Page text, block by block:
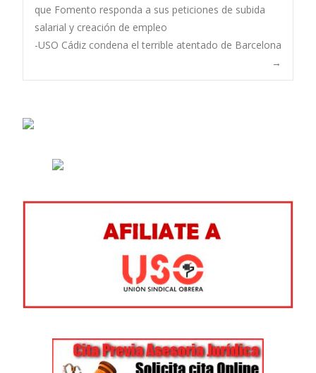
de
entradas
que Fomento responda a sus peticiones de subida
salarial y creación de empleo
-USO Cádiz condena el terrible atentado de Barcelona
→